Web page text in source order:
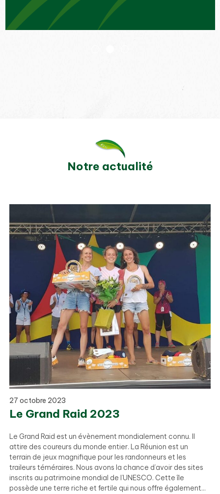
Notre actualité
27 octobre 2023
Le Grand Raid 2023
Le Grand Raid est un évènement mondialement connu. Il
attire des coureurs du monde entier. La Réunion est un
terrain de jeux magnifique pour les randonneurs et les
traileurs téméraires. Nous avons la chance d’avoir des sites
inscrits au patrimoine mondial de l’UNESCO. Cette île
possède une terre riche et fertile qui nous offre également...